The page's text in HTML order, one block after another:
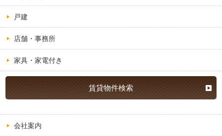
戸建
店舗・事務所
家具・家電付き
賃貸物件検索
会社案内